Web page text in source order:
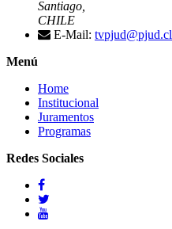
Santiago,
CHILE
E-Mail: tvpjud@pjud.cl
Menú
Home
Institucional
Juramentos
Programas
Redes Sociales